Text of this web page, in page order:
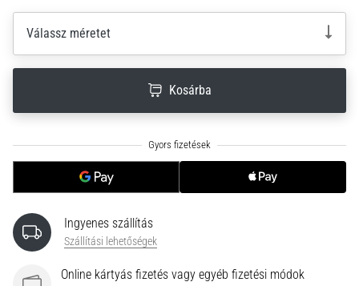
Cross
Training
–
hogyan
neki
készíts
edzéstervet
Torna,
súlyemelés.
Téged
vonz
Válassz méretet
Kosárba
Ingyenes szállítás
Szállítási lehetőségek
Online kártyás fizetés vagy egyéb fizetési módok